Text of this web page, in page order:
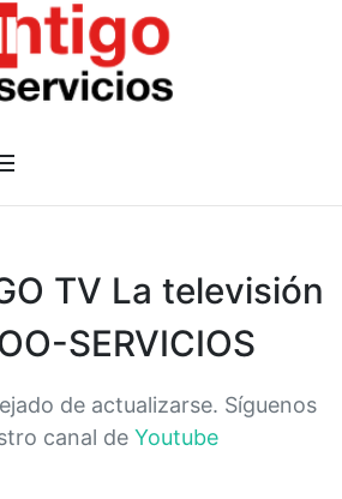
TV La televisión
SERVICIOS
de actualizarse. Síguenos
canal de Youtube